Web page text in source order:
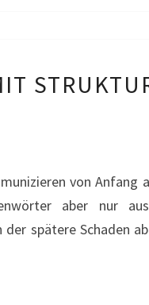
von Anfang
aber nur
spätere Schaden